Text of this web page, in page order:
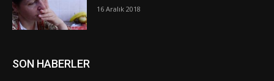
16 Aralık 2018
SON HABERLER